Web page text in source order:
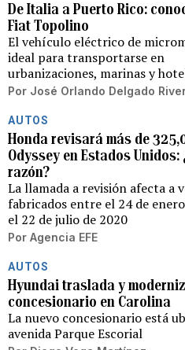
De Italia a Puerto Rico:
Fiat Topolino
El vehículo eléctrico de
ideal para transportarse en
urbanizaciones, marinas y
Por José Orlando Delgado
AUTOS
Honda revisará más de
Odyssey en Estados Unidos:
razón?
La llamada a revisión afecta a
fabricados entre el 24 de
el 22 de julio de 2020
Por Agencia EFE
AUTOS
Hyundai traslada y
concesionario en Carolina
La nuevo concesionario está
avenida Parque Escorial